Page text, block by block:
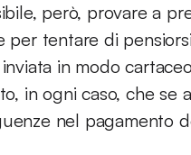
però, provare a
per tentare di
in modo
in ogni caso, che se
nel pagamento